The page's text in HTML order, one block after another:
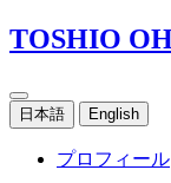
TOSHIO
日本語 English
プロフィール